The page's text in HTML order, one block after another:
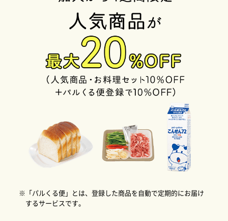
※「パルくる便」とは、登録した商品を自動で定期的にお届け
するサービスです。